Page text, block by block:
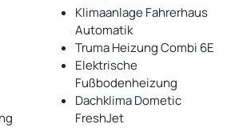
Klimaanlage Fahrerhaus
Automatik
Truma Heizung Combi 6E
Elektrische
Fußbodenheizung
Dachklima Dometic
FreshJet